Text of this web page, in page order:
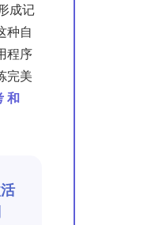
成记
种自
程序
完美
和